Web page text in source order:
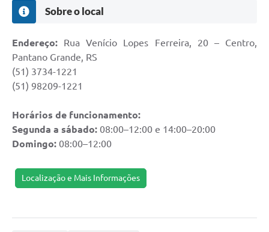
Contato
Licenças Ambientais
Galeria de Fotos
Arquivos para Download
Notícias
Contas Públicas
Sobre o local
Endereço: Rua Venício Lopes Ferreira, 20 – Centro,
Pantano Grande, RS
(51) 3734-1221
(51) 98209-1221
Horários de funcionamento:
Segunda a sábado: 08:00–12:00 e 14:00–20:00
Domingo: 08:00–12:00
Localização e Mais Informações